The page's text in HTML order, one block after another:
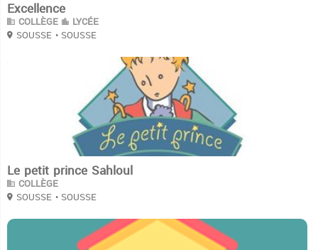
Excellence
COLLÈGE LYCÉE
SOUSSE • SOUSSE
Le petit prince Sahloul
COLLÈGE
SOUSSE • SOUSSE